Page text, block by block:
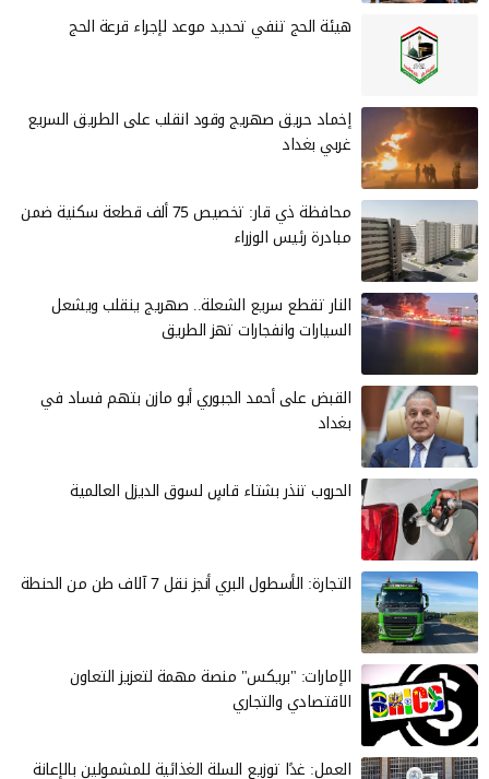
هيئة الحج تنفي تحديد موعد لإجراء قرعة الحج
إخماد حريق صهريج وقود انقلب على الطريق السريع
غربي بغداد
محافظة ذي قار: تخصيص 75 ألف قطعة سكنية ضمن
مبادرة رئيس الوزراء
النار تقطع سريع الشعلة.. صهريج ينقلب ويشعل
السيارات وانفجارات تهز الطريق
القبض على أحمد الجبوري أبو مازن بتهم فساد في
بغداد
الحروب تنذر بشتاء قاسٍ لسوق الديزل العالمية
التجارة: الأسطول البري أنجز نقل 7 آلاف طن من الحنطة
الإمارات: "بريكس" منصة مهمة لتعزيز التعاون
الاقتصادي والتجاري
العمل: غدًا توزيع السلة الغذائية للمشمولين بالإعانة